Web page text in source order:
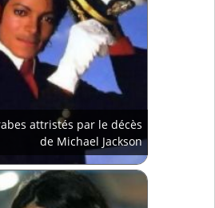
attristés par le décès
de Michael Jackson